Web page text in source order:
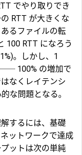
でやり取りでき
RTT が大きくな
るファイルの転
100 RTT になろう
。しかし、1
100% の増加で
なくレイテンシ
な問題となる。
するには、基礎
ットワークで達成
ットは次の単純